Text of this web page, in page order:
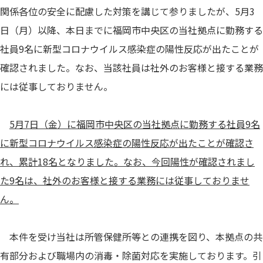
関係各位の安全に配慮した対策を講じて参りましたが、5月3
日（月）以降、本日までに福岡市中央区の当社拠点に勤務する
社員9名に新型コロナウイルス感染症の陽性反応が出たことが
確認されました。なお、当該社員は社外のお客様と接する業務
には従事しておりません。
5月7日（金）に福岡市中央区の当社拠点に勤務する社員9名
に新型コロナウイルス感染症の陽性反応が出たことが確認さ
れ、累計18名となりました。なお、今回陽性が確認されまし
た9名は、社外のお客様と接する業務には従事しておりませ
ん。
本件を受け当社は所管保健所等との連携を図り、本拠点の共
有部分および職場内の消毒・除菌対応を実施しております。引